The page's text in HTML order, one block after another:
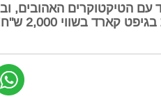
עם הטיקטוקרים האהובים,
פעילות חדשה תוכלו לצלם